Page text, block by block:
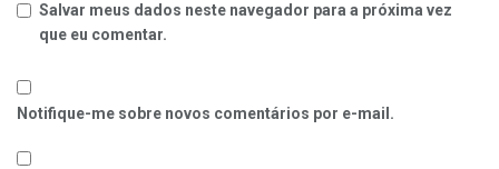
Salvar meus dados neste navegador para a próxima vez
que eu comentar.
Notifique-me sobre novos comentários por e-mail.